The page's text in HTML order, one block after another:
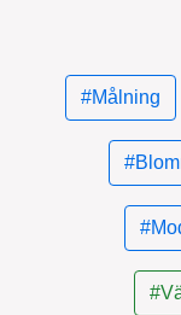
#Målning